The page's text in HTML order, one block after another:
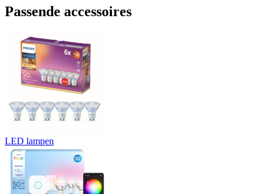
Passende accessoires
LED lampen